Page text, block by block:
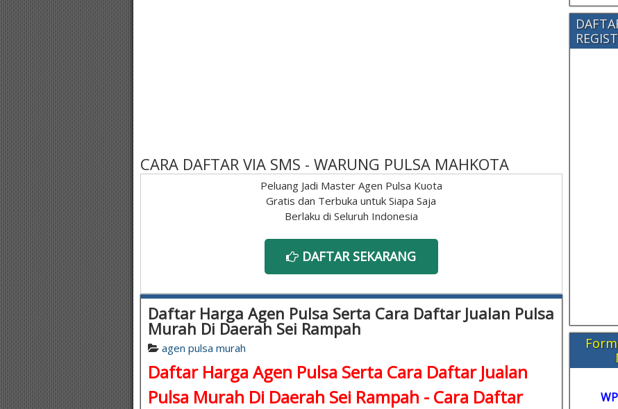
CARA DAFTAR VIA SMS - WARUNG PULSA MAHKOTA
Peluang Jadi Master Agen Pulsa Kuota
Gratis dan Terbuka untuk Siapa Saja
Berlaku di Seluruh Indonesia
DAFTAR SEKARANG
Daftar Harga Agen Pulsa Serta Cara Daftar Jualan Pulsa
Murah Di Daerah Sei Rampah
agen pulsa murah
Daftar Harga Agen Pulsa Serta Cara Daftar Jualan
Pulsa Murah Di Daerah Sei Rampah - Cara Daftar